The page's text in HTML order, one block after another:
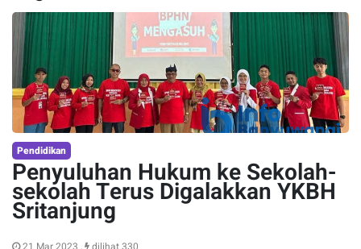
Pendidikan
Penyuluhan Hukum ke Sekolah-
sekolah Terus Digalakkan YKBH
Sritanjung